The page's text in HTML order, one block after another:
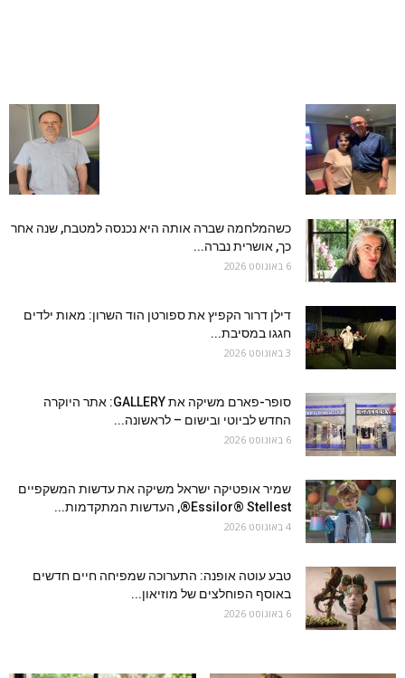
כשהמלחמה שברה אותה היא נכנסה למטבח, שנה אחר
כך, אושרית נברה...
6 באוגוסט 2026
דילן דרור הקפיץ את ספורטן הוד השרון: מאות ילדים
חגגו במסיבת...
3 באוגוסט 2026
סופר-פארם משיקה את GALLERY: אתר היוקרה
החדש לביוטי ובישום – לראשונה...
6 באוגוסט 2026
שמיר אופטיקה ישראל משיקה את עדשות המשקפיים
Essilor® Stellest®, העדשות המתקדמות...
4 באוגוסט 2026
טבע עוטה אופנה: התערוכה שמפיחה חיים חדשים
באוסף הפוחלצים של מוזיאון...
6 באוגוסט 2026